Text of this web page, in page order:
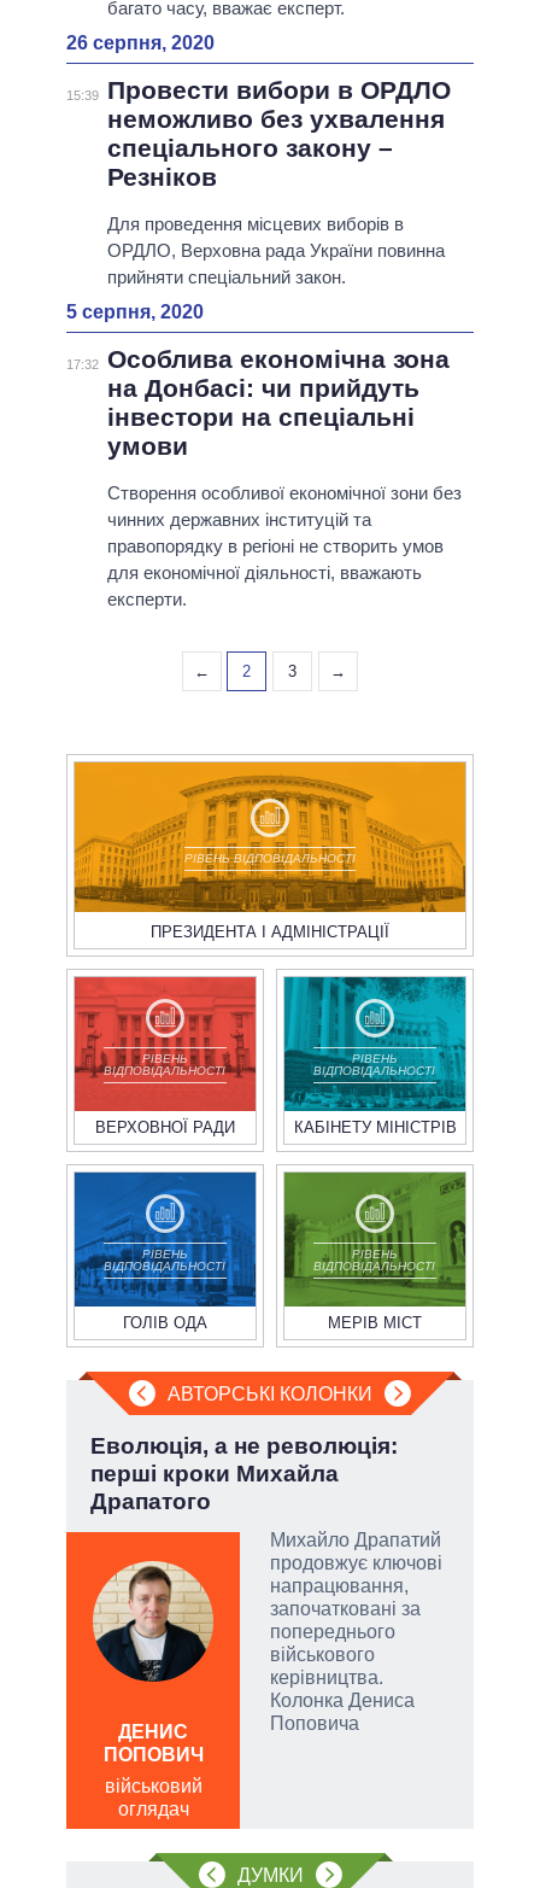
багато часу, вважає експерт.
26 серпня, 2020
15:39
Провести вибори в ОРДЛО
неможливо без ухвалення
спеціального закону –
Резніков
Для проведення місцевих виборів в
ОРДЛО, Верховна рада України повинна
прийняти спеціальний закон.
5 серпня, 2020
17:32 Особлива економічна зона
на Донбасі: чи прийдуть
інвестори на спеціальні
умови
Створення особливої економічної зони без
чинних державних інституцій та
правопорядку в регіоні не створить умов
для економічної діяльності, вважають
експерти.
← 2 3 →
РІВЕНЬ ВІДПОВІДАЛЬНОСТІ
ПРЕЗИДЕНТА І АДМІНІСТРАЦІЇ
РІВЕНЬ
ВІДПОВІДАЛЬНОСТІ
ВЕРХОВНОЇ РАДИ
РІВЕНЬ
ВІДПОВІДАЛЬНОСТІ
КАБІНЕТУ МІНІСТРІВ
РІВЕНЬ
ВІДПОВІДАЛЬНОСТІ
ГОЛІВ ОДА
РІВЕНЬ
ВІДПОВІДАЛЬНОСТІ
МЕРІВ МІСТ
АВТОРСЬКІ КОЛОНКИ
Еволюція, а не революція:
перші кроки Михайла
Драпатого
Михайло Драпатий
продовжує ключові
напрацювання,
започатковані за
попереднього
військового
керівництва.
Колонка Дениса
Поповича
ДЕНИС
ПОПОВИЧ
військовий
оглядач
ДУМКИ